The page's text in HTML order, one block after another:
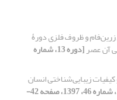
و ظروف فلزی دورۀ
آن عصر [دوره 13، شماره
زیبایی‌شناختی انسان
[دوره 13، شماره 46، 1397، صفحه 42-